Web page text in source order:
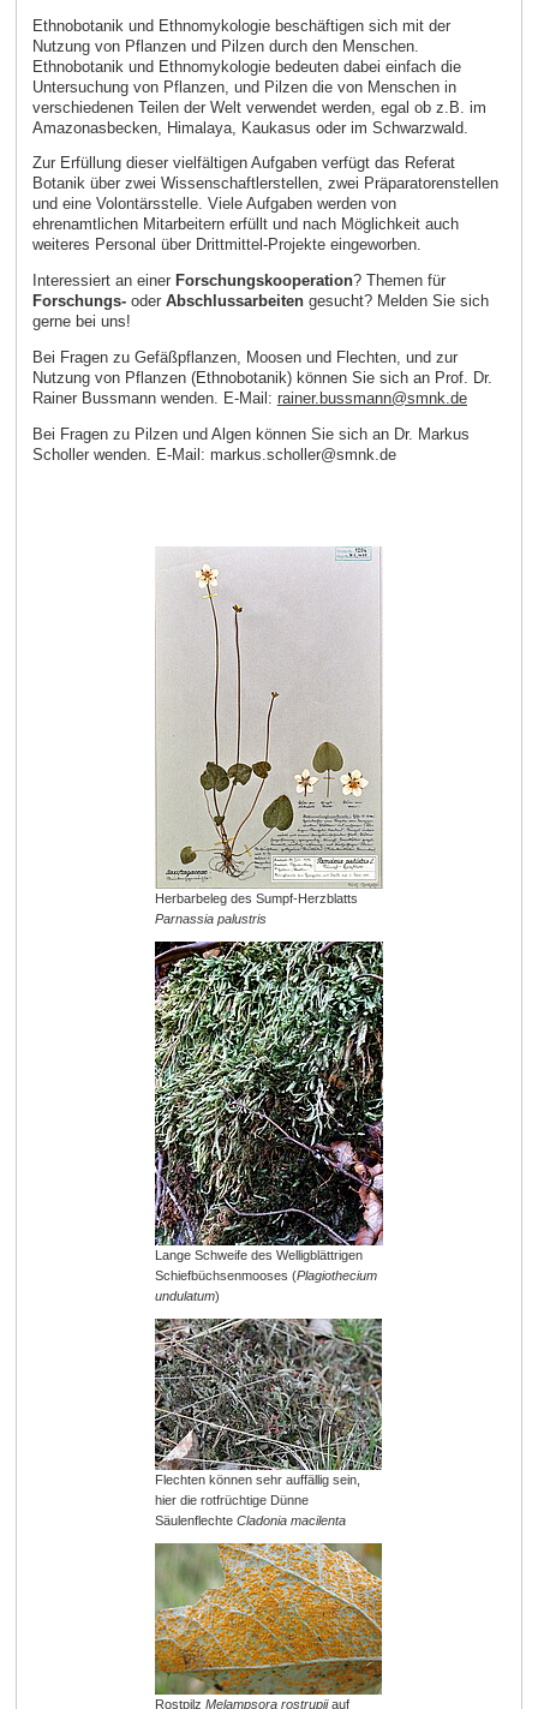
Ethnobotanik und Ethnomykologie beschäftigen sich mit der
Nutzung von Pflanzen und Pilzen durch den Menschen.
Ethnobotanik und Ethnomykologie bedeuten dabei einfach die
Untersuchung von Pflanzen, und Pilzen die von Menschen in
verschiedenen Teilen der Welt verwendet werden, egal ob z.B. im
Amazonasbecken, Himalaya, Kaukasus oder im Schwarzwald.
Zur Erfüllung dieser vielfältigen Aufgaben verfügt das Referat
Botanik über zwei Wissenschaftlerstellen, zwei Präparatorenstellen
und eine Volontärsstelle. Viele Aufgaben werden von
ehrenamtlichen Mitarbeitern erfüllt und nach Möglichkeit auch
weiteres Personal über Drittmittel-Projekte eingeworben.
Interessiert an einer Forschungskooperation? Themen für
Forschungs-oder Abschlussarbeitengesucht? Melden Sie sich
gerne bei uns!
Bei Fragen zu Gefäßpflanzen, Moosen und Flechten, und zur
Nutzung von Pflanzen (Ethnobotanik) können Sie sich an Prof. Dr.
Rainer Bussmann wenden. E‑Mail: rainer.bussmann@smnk.de
Bei Fragen zu Pilzen und Algen können Sie sich an Dr. Markus
Scholler wenden. E‑Mail: markus.scholler@smnk.de
Herbarbeleg des Sumpf-Herzblatts
Parnassia palustris
Lange Schweife des Welligblättrigen
Schiefbüchsenmooses (Plagiothecium
undulatum)
Flechten können sehr auffällig sein,
hier die rotfrüchtige Dünne
Säulenflechte Cladonia macilenta
Rostpilz Melampsora rostrupiiauf